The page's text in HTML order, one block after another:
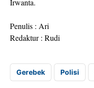
Irwanta.
Penulis : Ari
Redaktur : Rudi
Gerebek Polisi